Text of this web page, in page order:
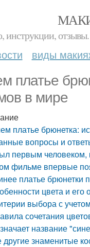
инструкции,
виды
платье
в мире
платье брюнетка:
вопросы и
первым человеком,
фильме впервые
платье брюнетки
цвета и его
выбора с
сочетания
название
другие знаменитые